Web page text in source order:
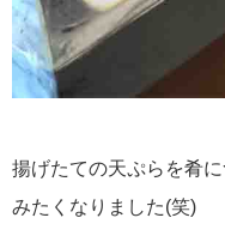
揚げたての天ぷらを肴
みたくなりました(笑)